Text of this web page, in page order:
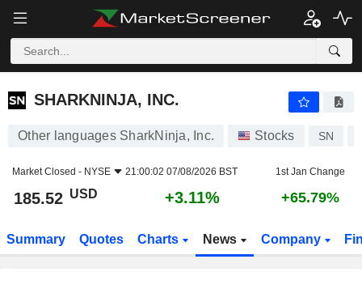
SHARKNINJA, INC.
SHARKNINJA, INC.
Other languages SharkNinja, Inc. Stocks SN
Market Closed - NYSE 21:00:02 07/08/2026 BST 1st Jan Change
185.52 USD +3.11% +65.79%
Summary Quotes Charts News Company